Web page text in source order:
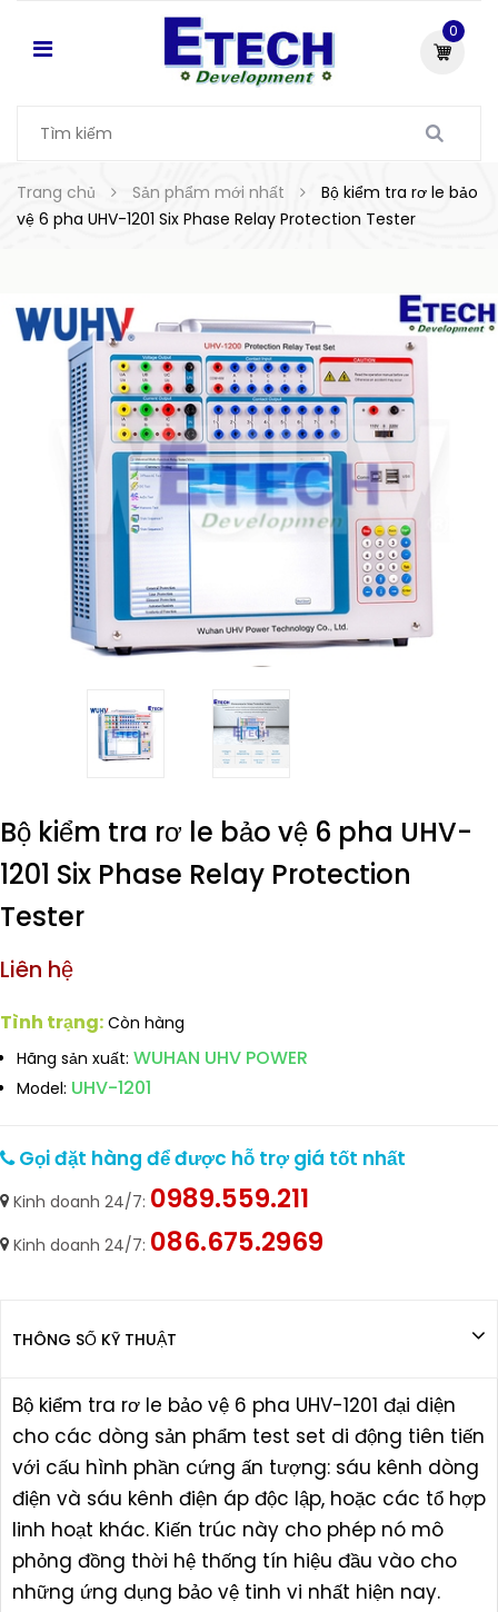
0
Trang chủ Sản phẩm mới nhất
Bộ kiểm tra rơ le bảo
vệ 6 pha UHV-1201 Six Phase Relay Protection Tester
Bộ kiểm tra rơ le bảo vệ 6 pha UHV-
1201 Six Phase Relay Protection
Tester
Liên hệ
Tình trạng: Còn hàng
Hãng sản xuất: WUHAN UHV POWER
Model: UHV-1201
Gọi đặt hàng để được hỗ trợ giá tốt nhất
Kinh doanh 24/7: 0989.559.211
Kinh doanh 24/7: 086.675.2969
THÔNG SỐ KỸ THUẬT
Bộ kiểm tra rơ le bảo vệ 6 pha UHV-1201 đại diện
cho các dòng sản phẩm test set di động tiên tiến
với cấu hình phần cứng ấn tượng: sáu kênh dòng
điện và sáu kênh điện áp độc lập, hoặc các tổ hợp
linh hoạt khác. Kiến trúc này cho phép nó mô
phỏng đồng thời hệ thống tín hiệu đầu vào cho
những ứng dụng bảo vệ tinh vi nhất hiện nay.